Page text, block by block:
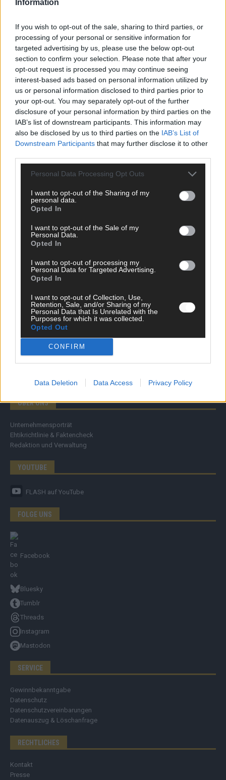
Information
If you wish to opt-out of the sale, sharing to third parties, or
processing of your personal or sensitive information for
targeted advertising by us, please use the below opt-out
section to confirm your selection. Please note that after your
opt-out request is processed you may continue seeing
interest-based ads based on personal information utilized by
us or personal information disclosed to third parties prior to
your opt-out. You may separately opt-out of the further
disclosure of your personal information by third parties on the
IAB’s list of downstream participants. This information may
also be disclosed by us to third parties on the IAB’s List of
Downstream Participants that may further disclose it to other
Personal Data Processing Opt Outs
I want to opt-out of the Sharing of my
personal data.
Opted In
I want to opt-out of the Sale of my
Personal Data.
Opted In
I want to opt-out of processing my
Personal Data for Targeted Advertising.
Opted In
I want to opt-out of Collection, Use,
Retention, Sale, and/or Sharing of my
Personal Data that Is Unrelated with the
Purposes for which it was collected.
Opted Out
CONFIRM
Data Deletion Data Access Privacy Policy
SCHNELL ZUM RESSORT
Nachrichten
Wirtschaft
Ratgeber
Kommentar
Eurovision
FLASH – DAS VIDEOPORTAL
ÜBER UNS
Unternehmensporträt
Ehtikrichtlinie & Faktencheck
Redaktion und Verwaltung
YOUTUBE
FLASH auf YouTube
FOLGE UNS
Facebook
Bluesky
Tumblr
Threads
Instagram
Mastodon
SERVICE
Gewinnbekanntgabe
Datenschutz
Datenschutzvereinbarungen
Datenauszug & Löschanfrage
RECHTLICHES
Kontakt
Presse